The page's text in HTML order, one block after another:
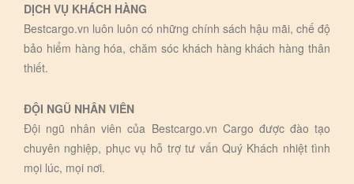
DỊCH VỤ KHÁCH HÀNG
Bestcargo.vn luôn luôn có những chính sách hậu mãi, chế độ
bảo hiểm hàng hóa, chăm sóc khách hàng khách hàng thân
thiết.
ĐỘI NGŨ NHÂN VIÊN
Đội ngũ nhân viên của Bestcargo.vn Cargo được đào tạo
chuyên nghiệp, phục vụ hỗ trợ tư vấn Quý Khách nhiệt tình
mọi lúc, mọi nơi.